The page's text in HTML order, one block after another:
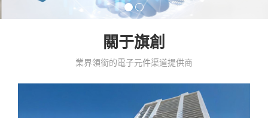
關于旗創
業界領銜的電子元件渠道提供商